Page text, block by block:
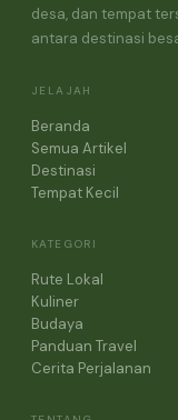
desa, dan tempat
antara destinasi
JELAJAH
Beranda
Semua Artikel
Destinasi
Tempat Kecil
KATEGORI
Rute Lokal
Kuliner
Budaya
Panduan Travel
Cerita Perjalanan